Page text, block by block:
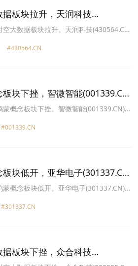
据板块拉升，天润科技
大数据板块拉升。天润科技(430564.CN)
报31.93元，熙菱信息(300588.CN)涨
涨5.04%报4.79元，正元地信
#430564.CN
板块下挫，智微智能(001339.CN)
概念板块下挫。智微智能(001339.CN)跌
元，思特奇(300608.CN)跌5.26%报
跌3.94%报13.41元，东方中科
#001339.CN
板块低开，亚华电子(301337.CN)
概念板块低开。亚华电子(301337.CN)跌
元，智微智能(001339.CN)跌4.44%报
跌3.84%报41.06元，传智教育
#301337.CN
据板块下挫，众合科技